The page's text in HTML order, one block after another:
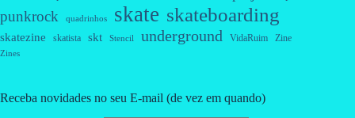
punkrock quadrinhos skate skateboarding
skatezine skatista skt Stencil underground VidaRuim Zine
Zines
Receba novidades no seu E-mail (de vez em quando)